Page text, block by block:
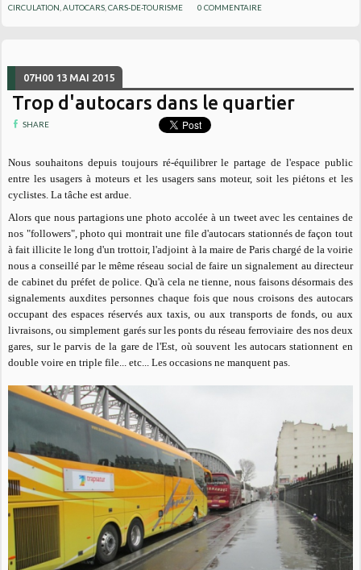
CIRCULATION ,AUTOCARS ,CARS-DE-TOURISME 0 COMMENTAIRE
07H00 13 MAI 2015
Trop d'autocars dans le quartier
SHARE
Nous souhaitons depuis toujours ré-équilibrer le partage de l'espace public
entre les usagers à moteurs et les usagers sans moteur, soit les piétons et les
cyclistes. La tâche est ardue.
Alors que nous partagions une photo accolée à un tweet avec les centaines de
nos "followers", photo qui montrait une file d'autocars stationnés de façon tout
à fait illicite le long d'un trottoir, l'adjoint à la maire de Paris chargé de la voirie
nous a conseillé par le même réseau social de faire un signalement au directeur
de cabinet du préfet de police. Qu'à cela ne tienne, nous faisons désormais des
signalements auxdites personnes chaque fois que nous croisons des autocars
occupant des espaces réservés aux taxis, ou aux transports de fonds, ou aux
livraisons, ou simplement garés sur les ponts du réseau ferroviaire des nos deux
gares, sur le parvis de la gare de l'Est, où souvent les autocars stationnent en
double voire en triple file... etc... Les occasions ne manquent pas.